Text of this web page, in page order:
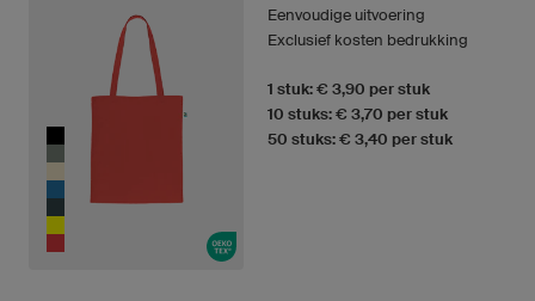
Eenvoudige uitvoering
Exclusief kosten bedrukking
1 stuk: € 3,90 per stuk
10 stuks: € 3,70 per stuk
50 stuks: € 3,40 per stuk